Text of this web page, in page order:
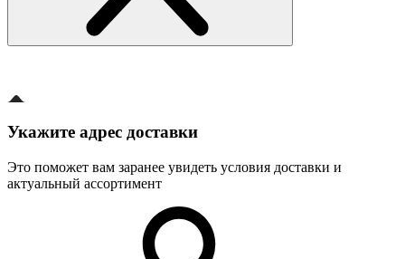
Укажите адрес доставки
Это поможет вам заранее увидеть условия доставки и
актуальный ассортимент